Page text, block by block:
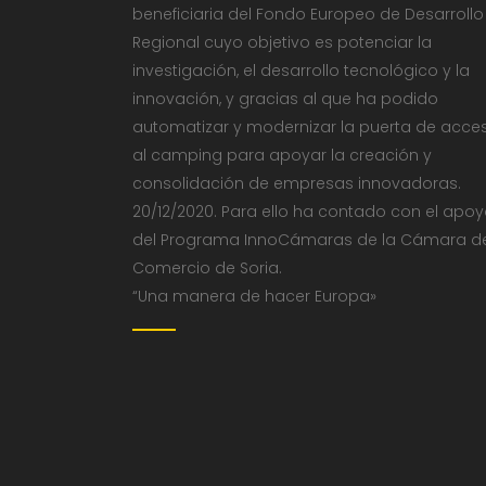
beneficiaria del Fondo Europeo de Desarrollo
Regional cuyo objetivo es potenciar la
investigación, el desarrollo tecnológico y la
innovación, y gracias al que ha podido
automatizar y modernizar la puerta de
al camping para apoyar la creación y
consolidación de empresas innovadoras.
20/12/2020. Para ello ha contado con el
del Programa InnoCámaras de la Cámara
Comercio de Soria.
“Una manera de hacer Europa»